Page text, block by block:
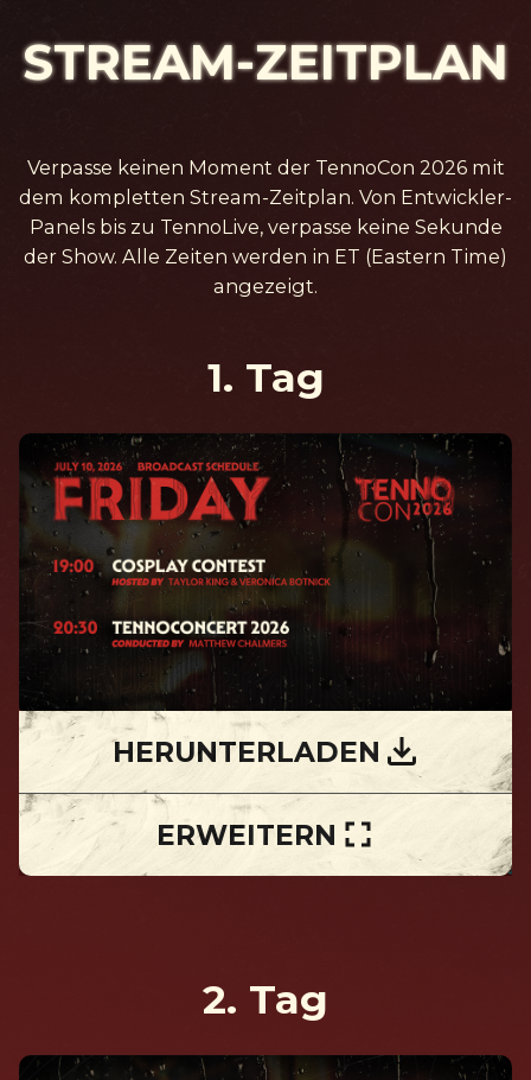
STREAM-
Verpasse keinen Moment der TennoCon 2026 mit
dem kompletten Stream-Zeitplan. Von Entwickler-
Panels bis zu TennoLive, verpasse keine Sekunde
der Show. Alle Zeiten werden in ET (Eastern Time)
angezeigt.
1. Tag
HERUNTERLADEN
ERWEITERN
2. Tag